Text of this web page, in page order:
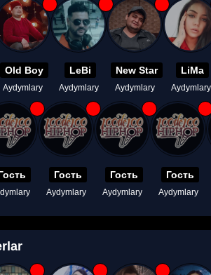
Old Boy
Aydymlary
LeBi
Aydymlary
New Star
Aydymlary
LiMa
Aydymlary
Гость
Aydymlary
Гость
Aydymlary
Гость
Aydymlary